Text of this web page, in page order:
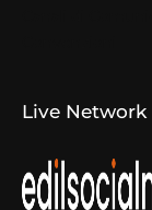
Live Network